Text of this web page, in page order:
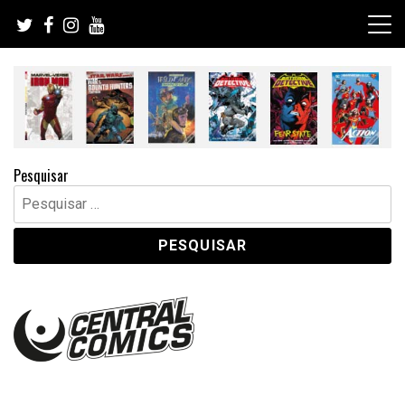
content
Pesquisar
Pesquisar
por: